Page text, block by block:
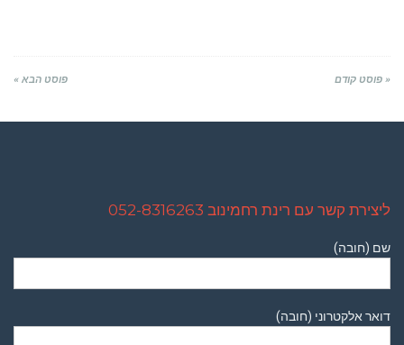
« פוסט קודם פוסט הבא »
ליצירת קשר עם רינת רחמינוב 052-8316263
שם (חובה)
דואר אלקטרוני (חובה)